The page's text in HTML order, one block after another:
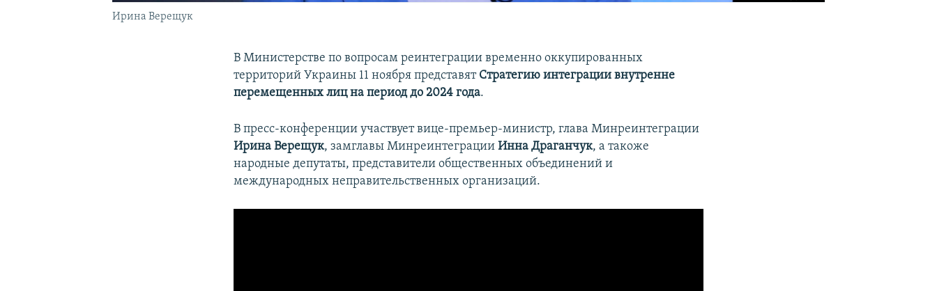
Ирина Верещук
В Министерстве по вопросам реинтеграции временно оккупированных
территорий Украины 11 ноября представят Стратегию интеграции внутренне
перемещенных лиц на период до 2024 года.
В пресс-конференции участвует вице-премьер-министр, глава Минреинтеграции
Ирина Верещук, замглавы МинреинтеграцииИнна Драганчук, а такоже
народные депутаты, представители общественных объединений и
международных неправительственных организаций.